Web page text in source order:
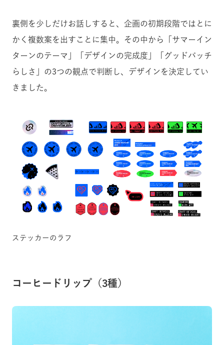
裏側を少しだけお話しすると、企画の初期段階ではとに
かく複数案を出すことに集中。その中から「サマーイン
ターンのテーマ」「デザインの完成度」「グッドパッチ
らしさ」の3つの観点で判断し、デザインを決定してい
きました。
ステッカーのラフ
コーヒードリップ（3種）